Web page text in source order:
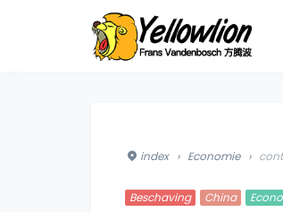
index › Economie ›
Beschaving China